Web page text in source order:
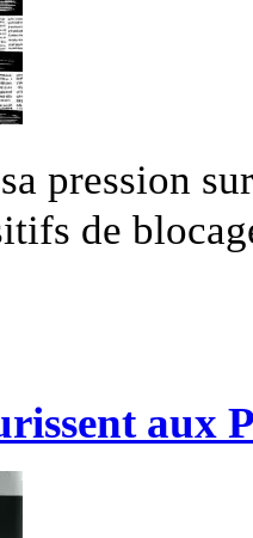
pression
de
aux